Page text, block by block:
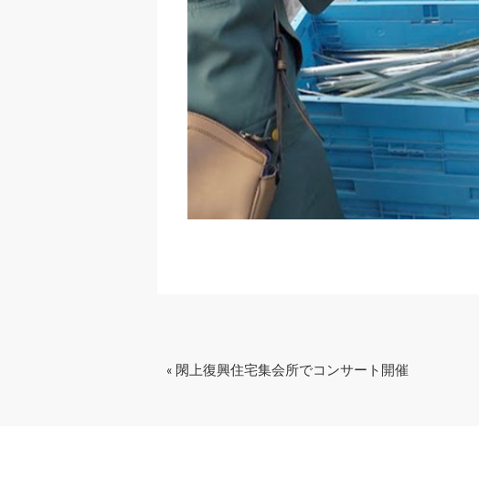
« 閖上復興住宅集会所でコンサート開催